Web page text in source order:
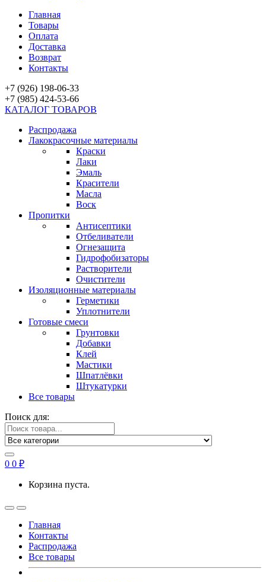
Главная
Товары
Оплата
Доставка
Возврат
Контакты
+7 (926) 198-06-33
+7 (985) 424-53-66
КАТАЛОГ ТОВАРОВ
Распродажа
Лакокрасочные материалы
Краски
Лаки
Эмаль
Красители
Масла
Воск
Пропитки
Антисептики
Отбеливатели
Огнезащита
Гидрофобизаторы
Растворители
Очистители
Изоляционные материалы
Герметики
Уплотнители
Готовые смеси
Грунтовки
Добавки
Клей
Мастики
Шпатлёвки
Штукатурки
Все товары
Поиск для:
0 0 ₽
Корзина пуста.
Главная
Контакты
Распродажа
Все товары